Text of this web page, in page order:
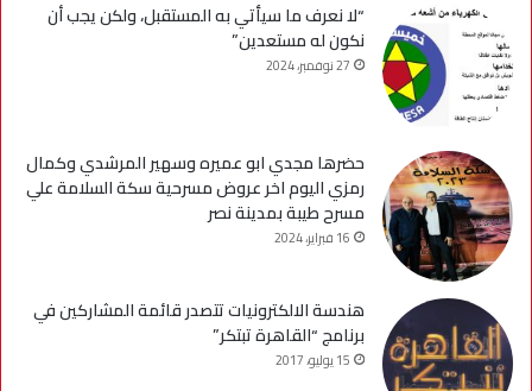
“لا نعرف ما سيأتي به المستقبل، ولكن يجب أن
نكون له مستعدين”
27 نوفمبر، 2024
حضرها مجدي ابو عميره وسهير المرشدي وكمال
رمزي اليوم اخر عروض مسرحية سكة السلامة علي
مسرح طيبة بمدينة نصر
16 فبراير، 2024
هندسة الالكترونيات تتصدر قائمة المشاركين في
برنامج “القاهرة تبتكر”
15 يوليو، 2017